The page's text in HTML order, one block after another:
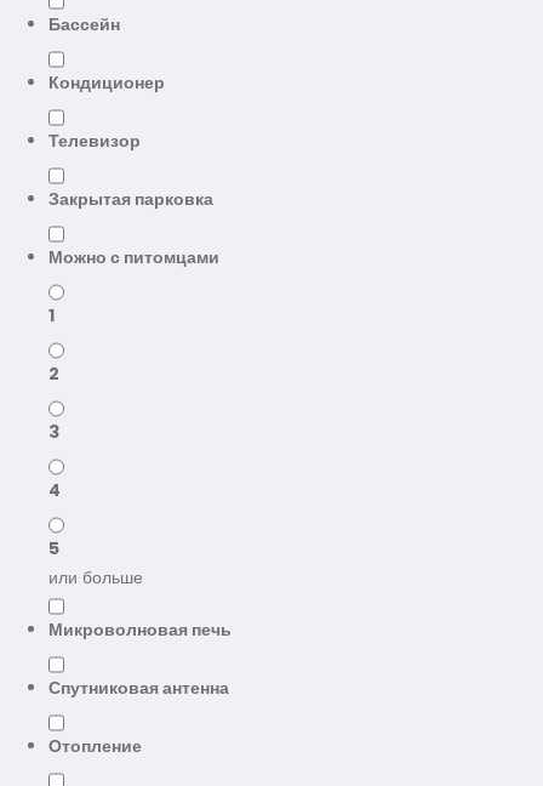
Бассейн
Кондиционер
Телевизор
Закрытая парковка
Можно с питомцами
1
2
3
4
5
или больше
Микроволновая печь
Спутниковая антенна
Отопление